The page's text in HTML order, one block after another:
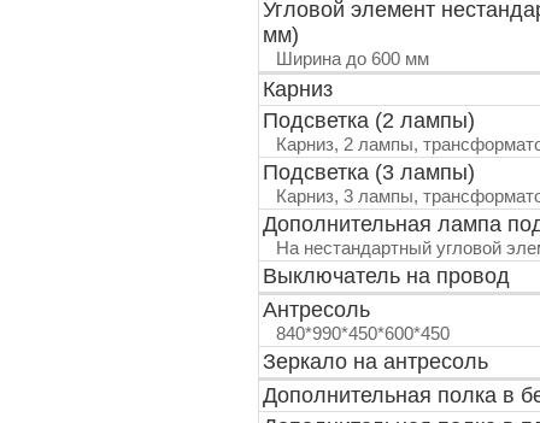
Угловой элемент
мм)
Ширина до 600 мм
Карниз
Подсветка (2 лампы)
Карниз, 2 лампы,
Подсветка (3 лампы)
Карниз, 3 лампы,
Дополнительная лампа
На нестандартный угловой
Выключатель на провод
Антресоль
840*990*450*600*450
Зеркало на антресоль
Дополнительная полка в